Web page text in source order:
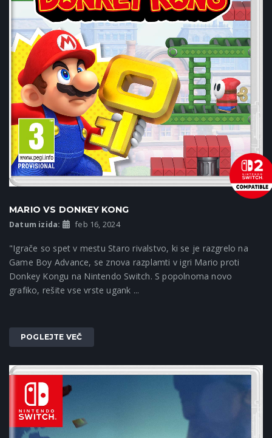
MARIO VS DONKEY KONG
Datum izida: feb 16, 2024
"Igrače so spet v mestu Staro rivalstvo, ki se je razgrelo na
Game Boy Advance, se znova razplamti v igri Mario proti
Donkey Kongu na Nintendo Switch. S popolnoma novo
grafiko, rešite vse vrste ugank ...
POGLEJTE VEČ